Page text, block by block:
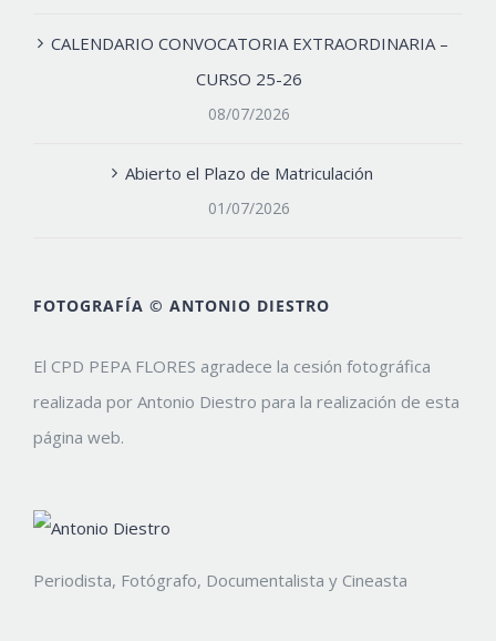
CALENDARIO CONVOCATORIA EXTRAORDINARIA –
CURSO 25-26
08/07/2026
Abierto el Plazo de Matriculación
01/07/2026
FOTOGRAFÍA © ANTONIO DIESTRO
El CPD PEPA FLORES agradece la cesión fotográfica
realizada por Antonio Diestro para la realización de esta
página web.
Periodista, Fotógrafo, Documentalista y Cineasta